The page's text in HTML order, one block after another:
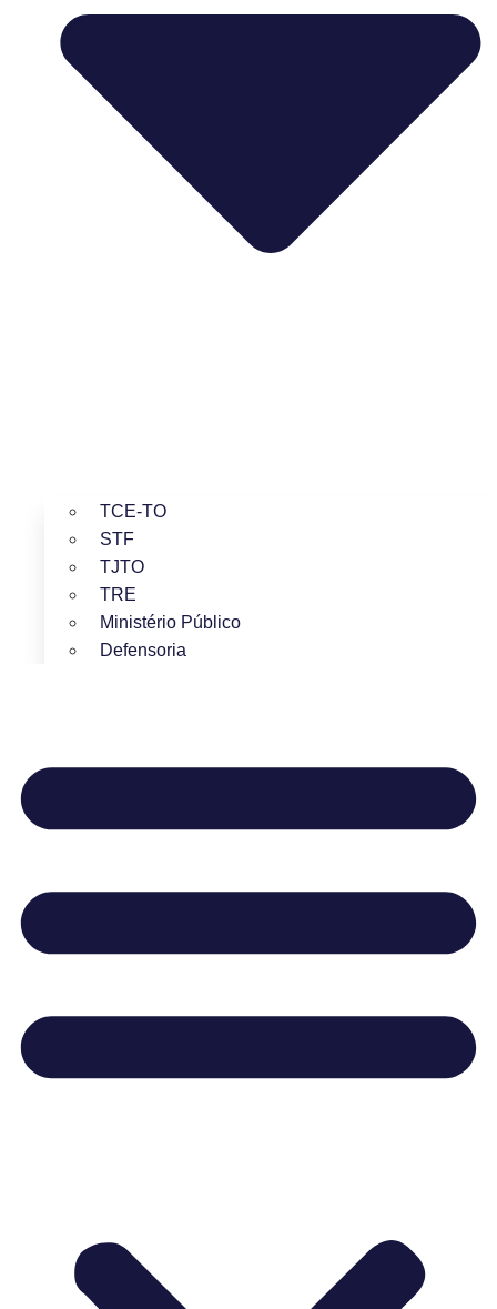
TCE-TO
STF
TJTO
TRE
Ministério Público
Defensoria